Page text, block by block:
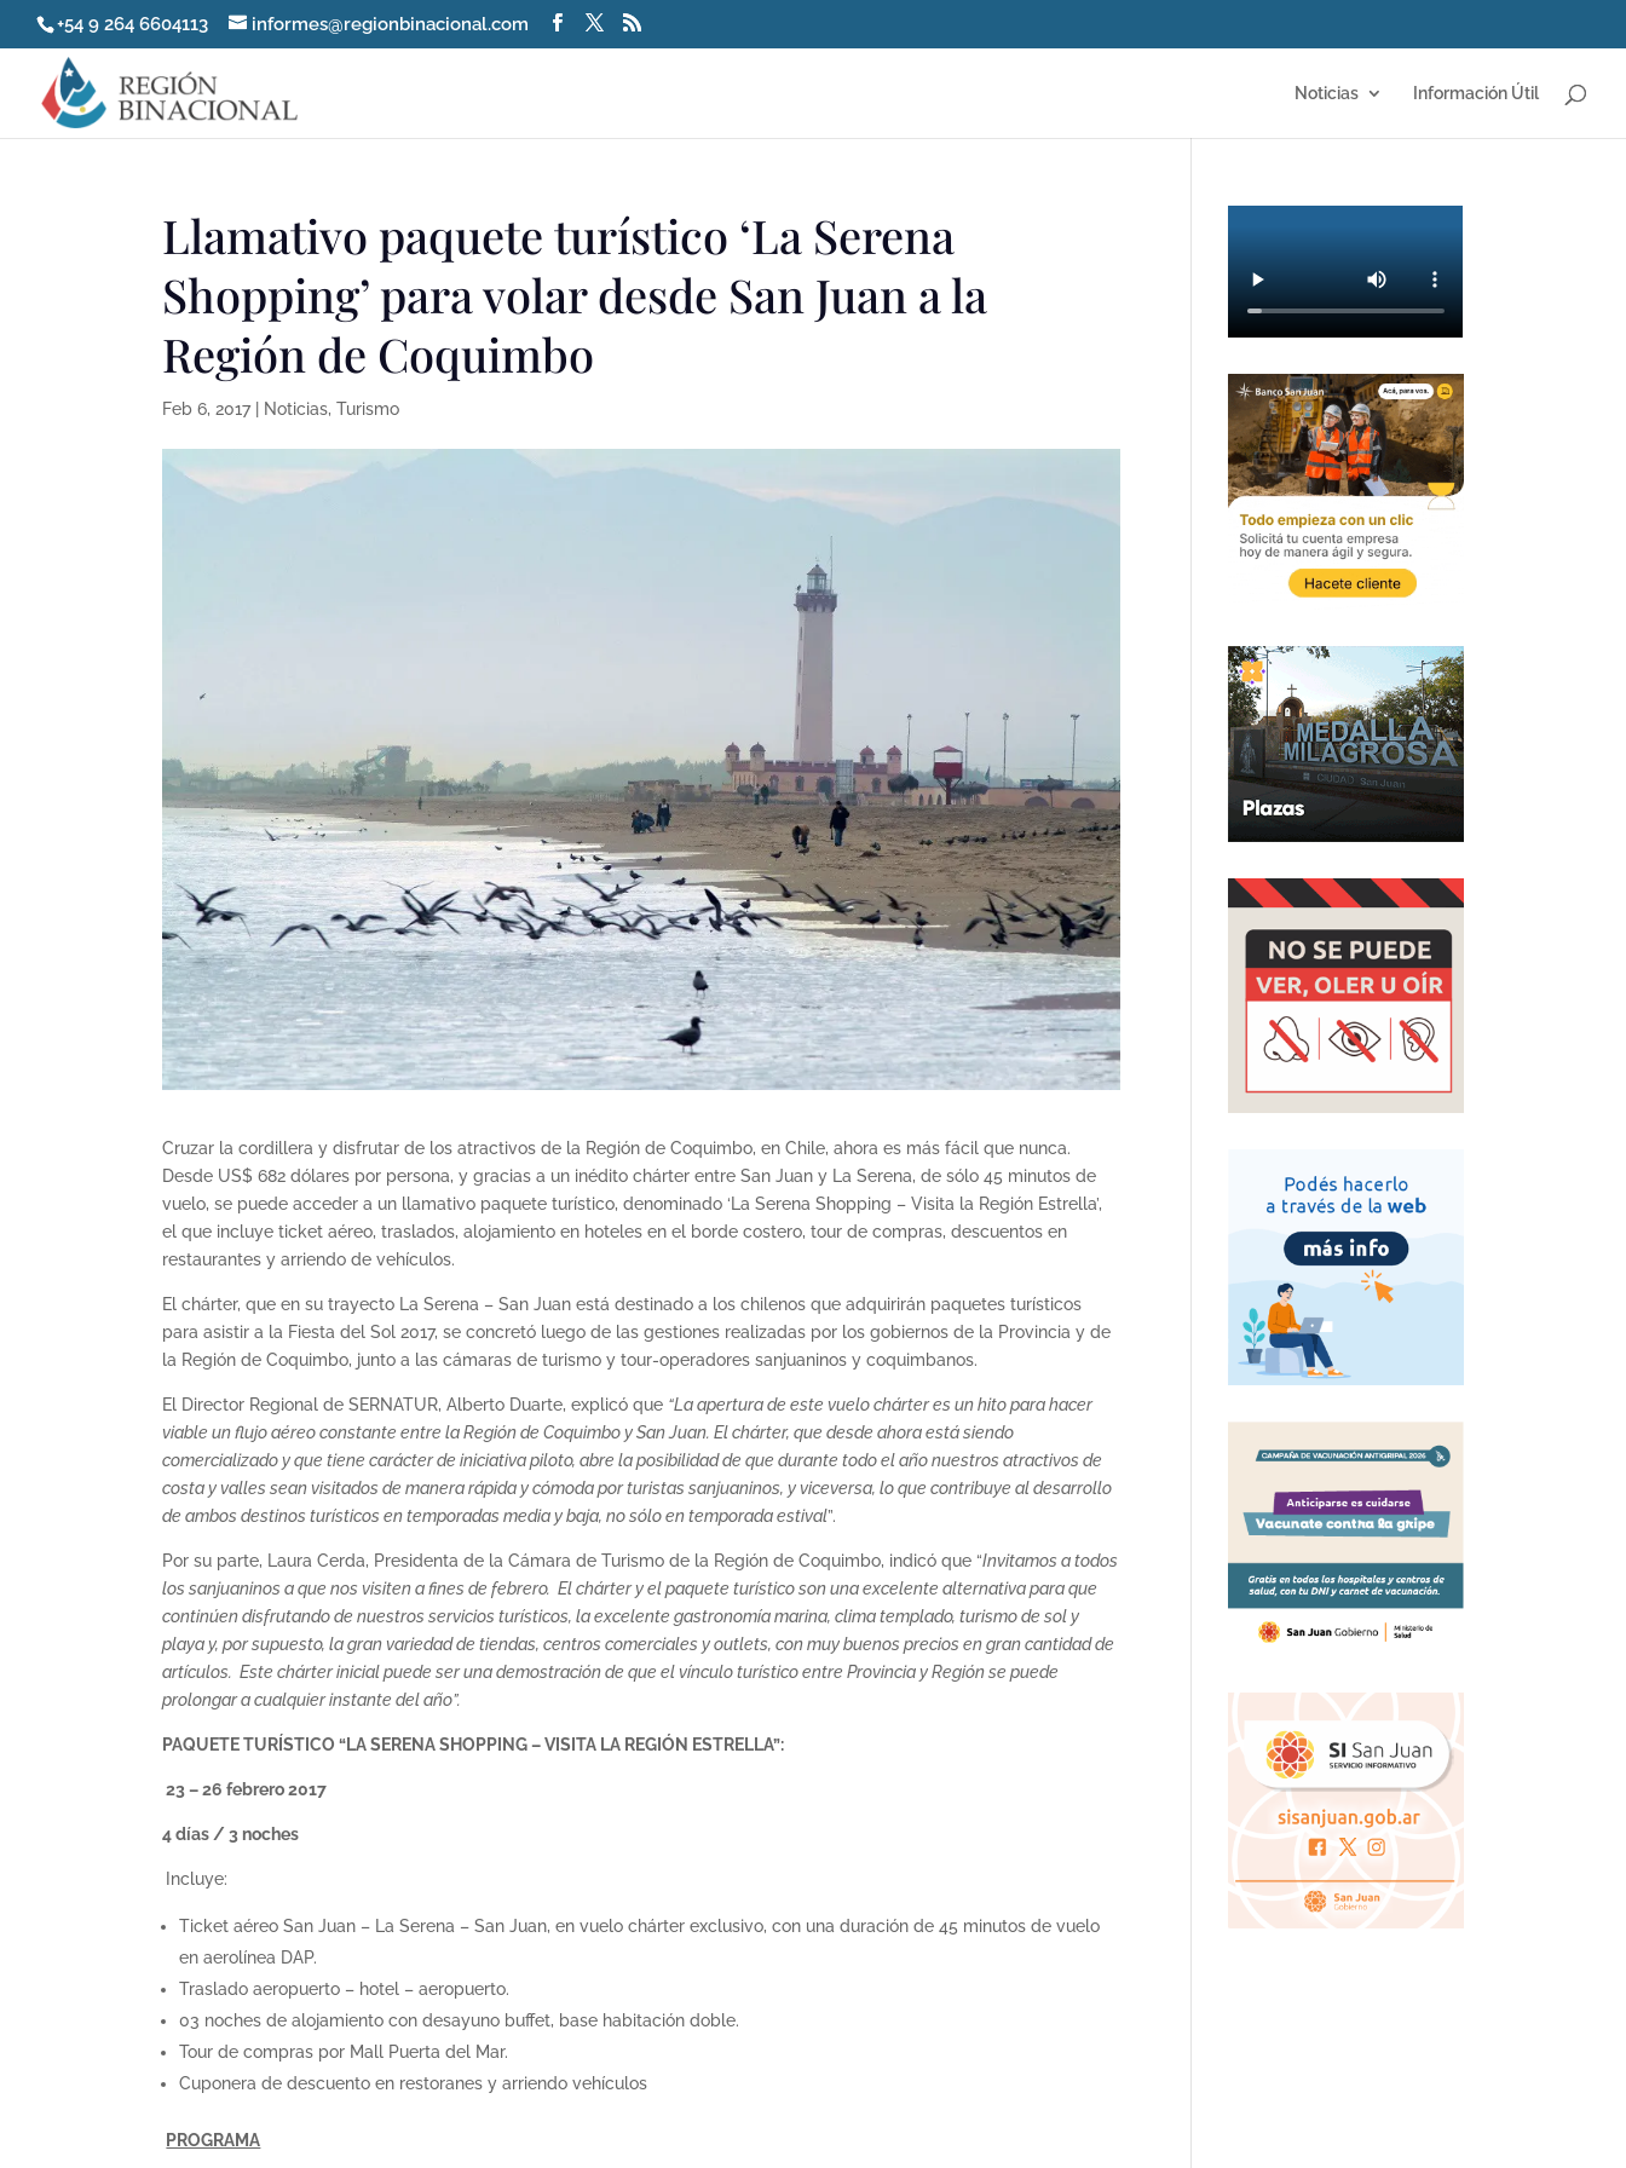
+54 9 264 6604113 informes@regionbinacional.com
Noticias Información Útil
Llamativo paquete turístico ‘La Serena
Shopping’ para volar desde San Juan a la
Región de Coquimbo
Feb 6, 2017| Noticias,Turismo
Cruzar la cordillera y disfrutar de los atractivos de la Región de Coquimbo, en Chile, ahora es más fácil que nunca.
Desde US$ 682 dólares por persona, y gracias a un inédito chárter entre San Juan y La Serena, de sólo 45 minutos de
vuelo, se puede acceder a un llamativo paquete turístico, denominado ‘La Serena Shopping – Visita la Región Estrella’,
el que incluye ticket aéreo, traslados, alojamiento en hoteles en el borde costero, tour de compras, descuentos en
restaurantes y arriendo de vehículos.
El chárter, que en su trayecto La Serena – San Juan está destinado a los chilenos que adquirirán paquetes turísticos
para asistir a la Fiesta del Sol 2017, se concretó luego de las gestiones realizadas por los gobiernos de la Provincia y de
la Región de Coquimbo, junto a las cámaras de turismo y tour-operadores sanjuaninos y coquimbanos.
El Director Regional de SERNATUR, Alberto Duarte, explicó que “La apertura de este vuelo chárter es un hito para hacer
viable un flujo aéreo constante entre la Región de Coquimbo y San Juan. El chárter, que desde ahora está siendo
comercializado y que tiene carácter de iniciativa piloto, abre la posibilidad de que durante todo el año nuestros atractivos de
costa y valles sean visitados de manera rápida y cómoda por turistas sanjuaninos, y viceversa, lo que contribuye al desarrollo
de ambos destinos turísticos en temporadas media y baja, no sólo en temporada estival”.
Por su parte, Laura Cerda, Presidenta de la Cámara de Turismo de la Región de Coquimbo, indicó que “Invitamos a todos
los sanjuaninos a que nos visiten a fines de febrero. El chárter y el paquete turístico son una excelente alternativa para que
continúen disfrutando de nuestros servicios turísticos, la excelente gastronomía marina, clima templado, turismo de sol y
playa y, por supuesto, la gran variedad de tiendas, centros comerciales y outlets, con muy buenos precios en gran cantidad de
artículos. Este chárter inicial puede ser una demostración de que el vínculo turístico entre Provincia y Región se puede
prolongar a cualquier instante del año”.
PAQUETE TURÍSTICO “LA SERENA SHOPPING – VISITA LA REGIÓN ESTRELLA”:
23 – 26 febrero 2017
4 días / 3 noches
Incluye:
Ticket aéreo San Juan – La Serena – San Juan, en vuelo chárter exclusivo, con una duración de 45 minutos de vuelo
en aerolínea DAP.
Traslado aeropuerto – hotel – aeropuerto.
03 noches de alojamiento con desayuno buffet, base habitación doble.
Tour de compras por Mall Puerta del Mar.
Cuponera de descuento en restoranes y arriendo vehículos
PROGRAMA